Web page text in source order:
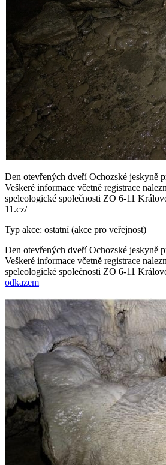
Den otevřených dveří Ochozské jeskyně
Veškeré informace včetně registrace
speleologické společnosti ZO 6-11
11.cz/
Typ akce: ostatní (akce pro veřejnost)
Den otevřených dveří Ochozské jeskyně
Veškeré informace včetně registrace
speleologické společnosti ZO 6-11
odkazem